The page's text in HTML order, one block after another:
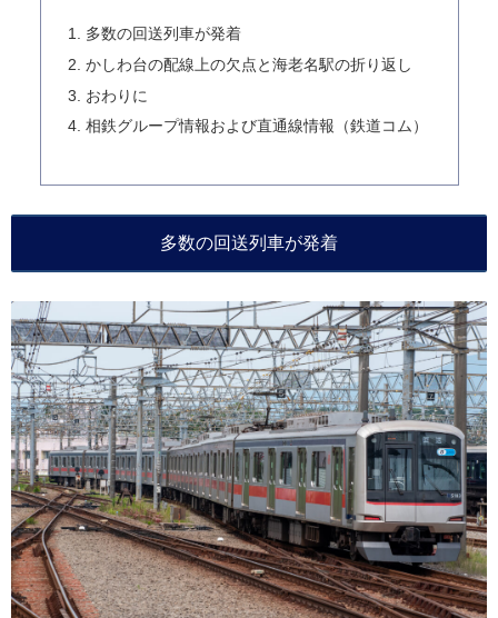
多数の回送列車が発着
かしわ台の配線上の欠点と海老名駅の折り返し
おわりに
相鉄グループ情報および直通線情報（鉄道コム）
多数の回送列車が発着